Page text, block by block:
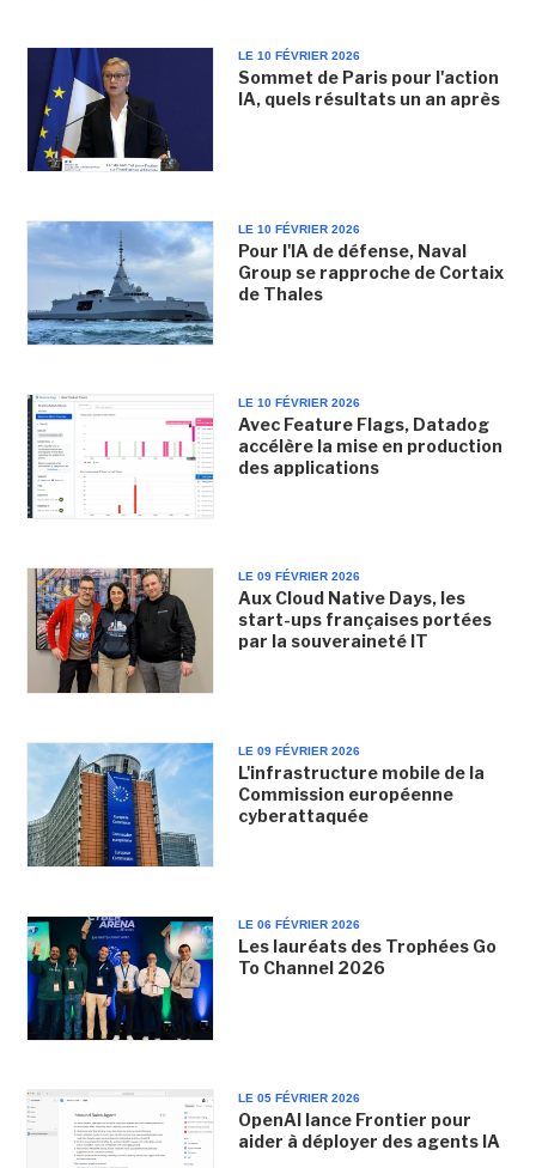
LE 10 FÉVRIER 2026
Sommet de Paris pour l'action
IA, quels résultats un an après
LE 10 FÉVRIER 2026
Pour l'IA de défense, Naval
Group se rapproche de Cortaix
de Thales
LE 10 FÉVRIER 2026
Avec Feature Flags, Datadog
accélère la mise en production
des applications
LE 09 FÉVRIER 2026
Aux Cloud Native Days, les
start-ups françaises portées
par la souveraineté IT
LE 09 FÉVRIER 2026
L'infrastructure mobile de la
Commission européenne
cyberattaquée
LE 06 FÉVRIER 2026
Les lauréats des Trophées Go
To Channel 2026
LE 05 FÉVRIER 2026
OpenAI lance Frontier pour
aider à déployer des agents IA